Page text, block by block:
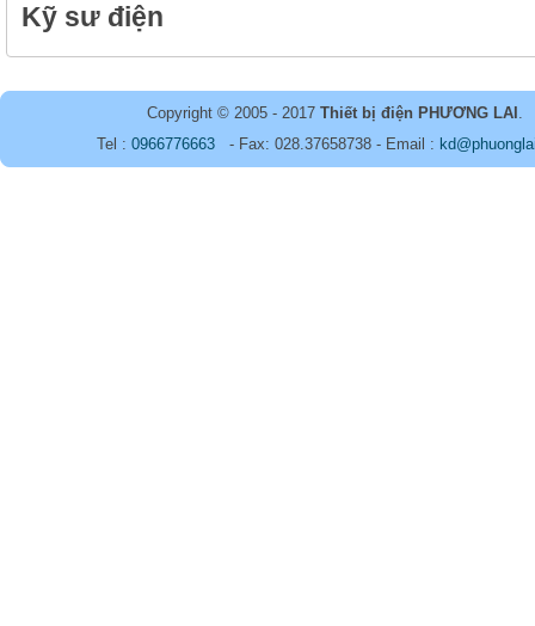
Kỹ sư điện
Copyright © 2005 - 2017 Thiết bị điện PHƯƠNG LAI .
Tel : 0966776663 - Fax: 028.37658738 - Email :